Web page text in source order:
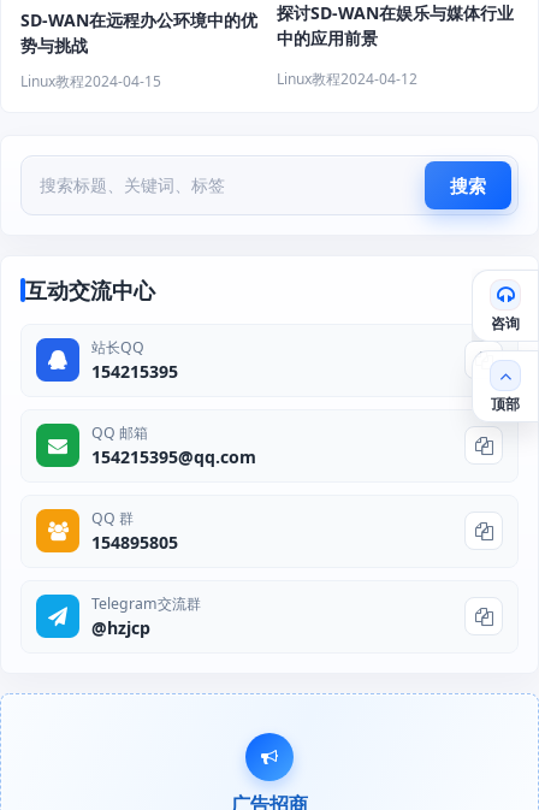
SD-WAN在远程办公环境中的优
势与挑战
Linux教程2024-04-15
探讨SD-WAN在娱乐与媒体行业
中的应用前景
Linux教程2024-04-12
搜索
互动交流中心
站长QQ
154215395
QQ 邮箱
154215395@qq.com
QQ 群
154895805
Telegram交流群
@hzjcp
广告招商
咨询
顶部